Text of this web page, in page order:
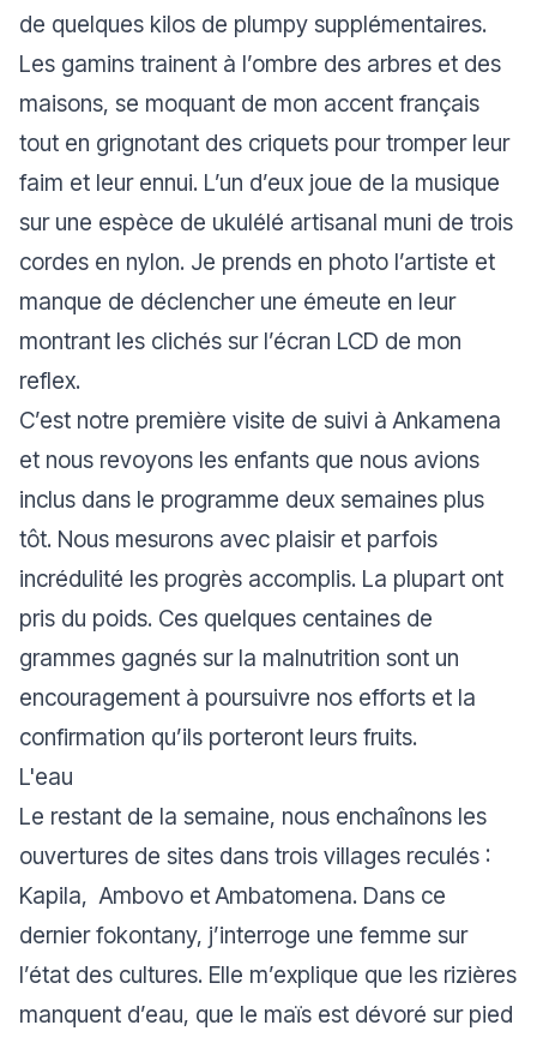
de quelques kilos de plumpy supplémentaires.
Les gamins trainent à l’ombre des arbres et des
maisons, se moquant de mon accent français
tout en grignotant des criquets pour tromper leur
faim et leur ennui. L’un d’eux joue de la musique
sur une espèce de ukulélé artisanal muni de trois
cordes en nylon. Je prends en photo l’artiste et
manque de déclencher une émeute en leur
montrant les clichés sur l’écran LCD de mon
reflex.
C’est notre première visite de suivi à Ankamena
et nous revoyons les enfants que nous avions
inclus dans le programme deux semaines plus
tôt. Nous mesurons avec plaisir et parfois
incrédulité les progrès accomplis. La plupart ont
pris du poids. Ces quelques centaines de
grammes gagnés sur la malnutrition sont un
encouragement à poursuivre nos efforts et la
confirmation qu’ils porteront leurs fruits.
L'eau
Le restant de la semaine, nous enchaînons les
ouvertures de sites dans trois villages reculés :
Kapila, Ambovo et Ambatomena. Dans ce
dernier fokontany, j’interroge une femme sur
l’état des cultures. Elle m’explique que les rizières
manquent d’eau, que le maïs est dévoré sur pied